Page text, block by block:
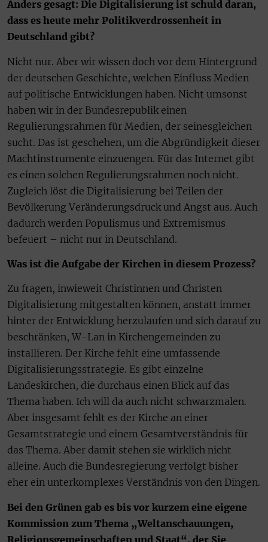
Anders gesagt: Die Digitalisierung ist schuld daran,
dass es heute mehr Politikverdrossenheit in
Deutschland gibt?
Nicht nur. Aber wir wissen doch vor dem Hintergrund
der deutschen Geschichte, welchen Einfluss Medien
auf politische Entwicklungen haben. Nicht umsonst
haben wir in der Bundesrepublik einen
Regulierungsrahmen für Medien, der seinesgleichen
sucht. Das ist geschehen, um die Abgründigkeit dieser
Macht­instrumente einzuengen. Für das Internet gibt
es einen solchen Regulierungsrahmen noch nicht.
Zugleich löst die Digitalisierung bei Teilen der
Bevölkerung Veränderungsdruck und Angst aus. Auch
dadurch werden Populismus und Extremismus
befeuert – nicht nur in Deutschland.
Was ist die Aufgabe der Kirchen in diesem Prozess?
Zu fragen, inwieweit Christinnen und Christen
Digitalisierung mitgestalten können, anstatt immer
hinter der Entwicklung herzulaufen und sich darauf zu
beschränken, W-Lan in Kirchengemeinden zu
installieren. Der Kirche fehlt eine umfassende
Digitalisierungsstrategie. Es gibt einzelne
Landeskirchen, die durchaus einen Blick auf das
Thema haben. Ich will da auch nicht schwarzmalen.
Aber insgesamt fehlt es der Kirche an einer
Gesamtstrategie und einem Gesamtverständnis für
das Thema. Aber damit stehen sie wirklich nicht
alleine. Auch die Bundesregierung verfolgt bisher
eher ein unterkomplexes Verständnis von den Dingen.
Bei den Grünen gab es bis vor kurzem eine eigene
Kommission zum Thema „Weltanschauungen,
Religionsgemeinschaften und Staat“, der Sie